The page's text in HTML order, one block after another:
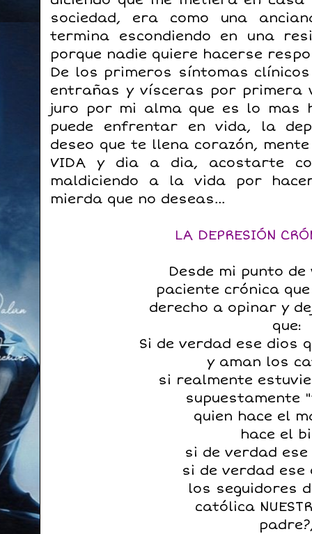
sociedad, era como una
termina escondiendo en una
porque nadie quiere hacerse
De los primeros síntomas
entrañas y vísceras por primera
juro por mi alma que es lo mas
puede enfrentar en vida, la
deseo que te llena corazón, mente
VIDA y dia a dia, acostarte
maldiciendo a la vida por
mierda que no deseas...
LA DEPRESIÓN
Desde mi punto
paciente crónica
derecho a opinar y
que:
Si de verdad ese dios
y aman los
si realmente
supuestamente
quien hace el
hace el
si de verdad
si de verdad ese
los seguidores
católica